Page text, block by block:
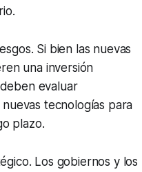
Si bien las nuevas
una inversión
evaluar
tecnologías para
plazo.
Los gobiernos y los